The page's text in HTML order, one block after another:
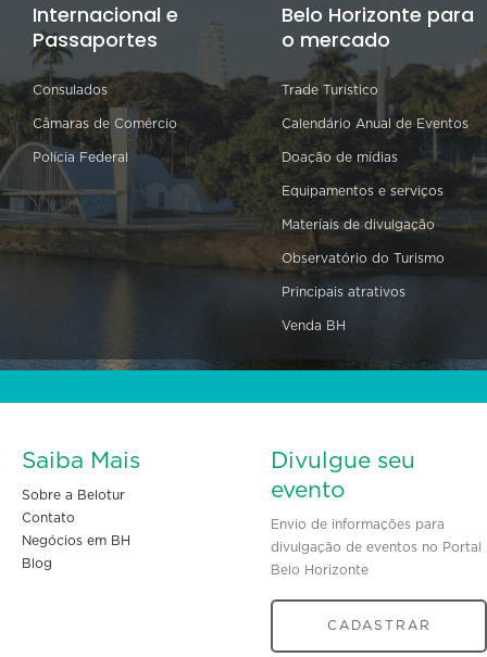
Internacional e
Passaportes
Consulados
Câmaras de Comércio
Polícia Federal
Belo Horizonte para
o mercado
Trade Turístico
Calendário Anual de Eventos
Doação de mídias
Equipamentos e serviços
Materiais de divulgação
Observatório do Turismo
Principais atrativos
Venda BH
Saiba Mais
Sobre a Belotur
Contato
Negócios em BH
Blog
Divulgue seu
evento
Envio de informações para
divulgação de eventos no Portal
Belo Horizonte
CADASTRAR